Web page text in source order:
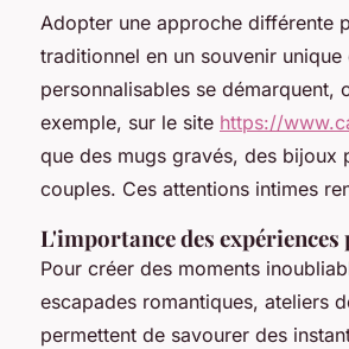
Adopter une approche différente
traditionnel en un souvenir
personnalisables se démarquent,
exemple, sur le site https://
que des mugs gravés, des bijoux
couples. Ces attentions intimes
L'importance des expériences
Pour créer des moments
escapades romantiques, ateliers
permettent de savourer des